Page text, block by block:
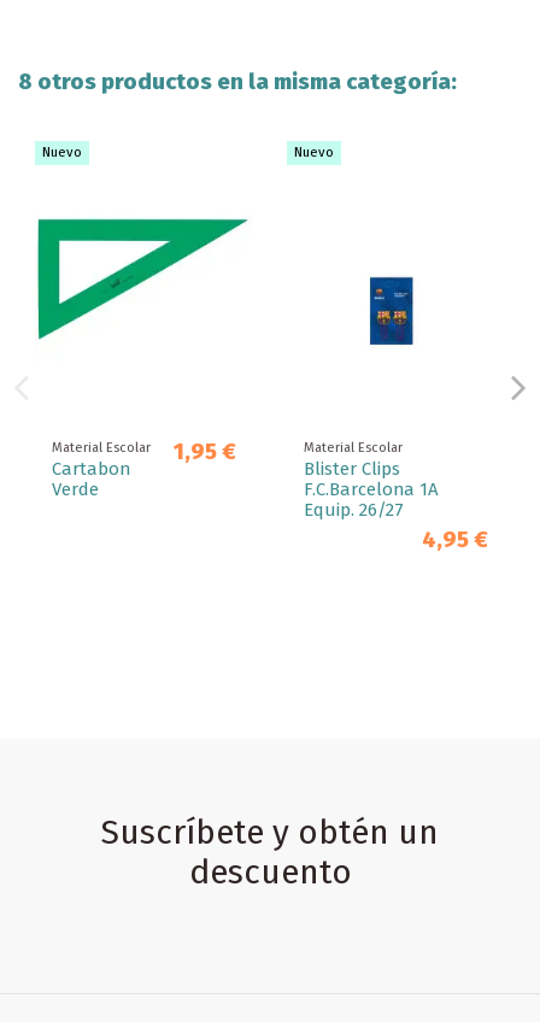
8 otros productos en la misma categoría:
Nuevo
Material Escolar
Cartabon
Verde
1,95 €
Nuevo
Material Escolar
Blister Clips
F.C.Barcelona 1A
Equip. 26/27
4,95 €
Suscríbete y obtén un
descuento